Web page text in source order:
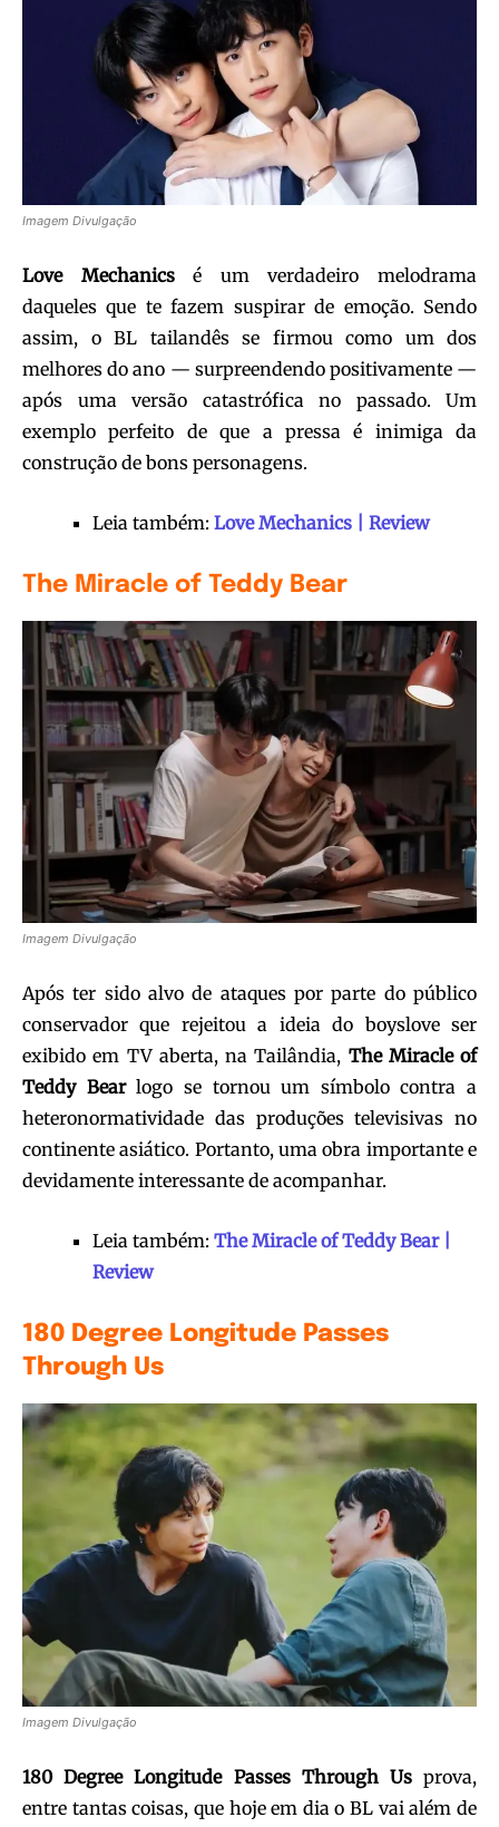
Imagem Divulgação
Love Mechanicsé um verdadeiro melodrama
daqueles que te fazem suspirar de emoção. Sendo
assim, o BL tailandês se firmou como um dos
melhores do ano — surpreendendo positivamente —
após uma versão catastrófica no passado. Um
exemplo perfeito de que a pressa é inimiga da
construção de bons personagens.
Leia também: Love Mechanics | Review
The Miracle of Teddy Bear
Imagem Divulgação
Após ter sido alvo de ataques por parte do público
conservador que rejeitou a ideia do boyslove ser
exibido em TV aberta, na Tailândia, The Miracle of
Teddy Bearlogo se tornou um símbolo contra a
heteronormatividade das produções televisivas no
continente asiático. Portanto, uma obra importante e
devidamente interessante de acompanhar.
Leia também: The Miracle of Teddy Bear |
Review
180 Degree Longitude Passes
Through Us
Imagem Divulgação
180 Degree Longitude Passes Through Usprova,
entre tantas coisas, que hoje em dia o BL vai além de